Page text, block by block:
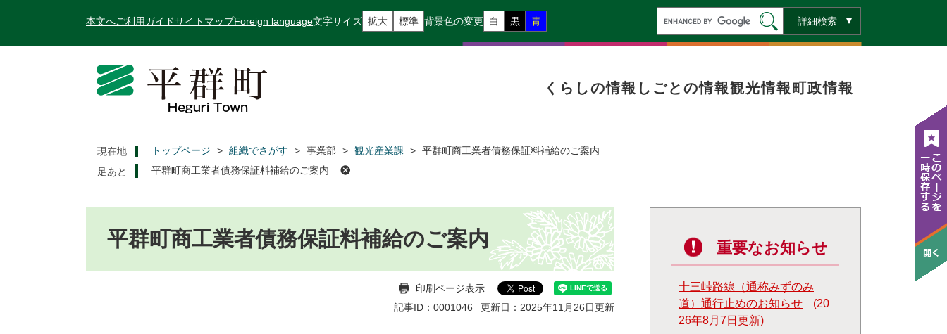
本文へご利用ガイドサイトマップForeign language文字サイズ 拡大 標準 背景色の変更 白 黒 青
ー
ー
詳細検索
くらしの情報 しごとの情報観光情報町政情報
現在地 トップページ > 組織でさがす > 事業部 > 観光産業課 > 平群町商工業者債務保証料補給のご案内
平群町商工業者債務保証料補給のご案内
平群町商工業者債務保証料補給のご案内
印刷ページ表示
記事ID：0001046
更新日：2025年11月26日更新
重要なお知らせ
十三峠路線（通称みずのみ
道）通行止めのお知らせ
20
26年8月7日更新